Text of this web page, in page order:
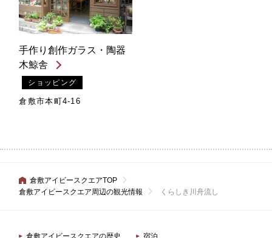
手作り創作ガラス・陶器
木鯨舎
ショッピング
倉敷市本町4-16
倉敷アイビースクエアTOP
倉敷アイビースクエア周辺の観光情報
くらしき川舟流し